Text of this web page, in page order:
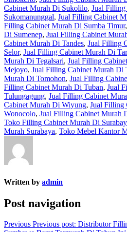
Cabinet Murah Di Sukolilo, Jual
Sukomanunggal, Jual Filling Cabinet
Filling Cabinet Murah Di Sumba Timur,
Di Sumenep, Jual Filling Cabinet
Cabinet Murah Di Tandes, Jual Filling
Selor, Jual Filling Cabinet Murah Di
Murah Di Tegalsari, Jual Filling
Mejoyo, Jual Filling Cabinet Murah Di
Murah Di Tomohon, Jual Filling
Filling Cabinet Murah Di Tuban, Jual
Tulungagung, Jual Filling Cabinet
Cabinet Murah Di Wiyung, Jual Filling
Wonocolo, Jual Filling Cabinet Murah
Toko Filling Cabinet Murah Di
Murah Surabaya, Toko Mebel Kantor
Written by admin
Post navigation
Previous Previous post: Distributor